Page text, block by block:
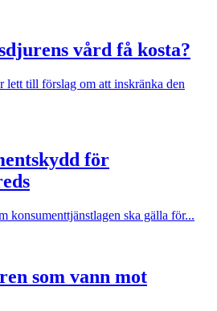
vård få kosta?
lett till förslag om att inskränka den
för
konsumenttjänstlagen ska gälla för...
som vann mot